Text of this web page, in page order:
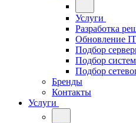
Услуги
Разработка
Обновление
Подбор
Подбор
Подбор
Бренды
Контакты
Услуги